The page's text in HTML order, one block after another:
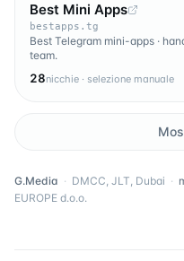
Best Mini Apps
bestapps.tg
Best Telegram mini-apps ·
team.
28nicchie · selezione manuale
G.Media · DMCC, JLT, Dubai ·
EUROPE d.o.o.